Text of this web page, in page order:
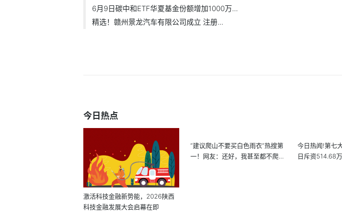
6月9日碳中和ETF华夏基金份额增加1000万...
精选！赣州景龙汽车有限公司成立 注册...
今日热点
激活科技金融新势能，2026陕西
科技金融发展大会启幕在即
“建议爬山不要买白色雨衣”热搜第
一！网友：还好，我甚至都不爬山
今日热闻!第七
日斥资514.68